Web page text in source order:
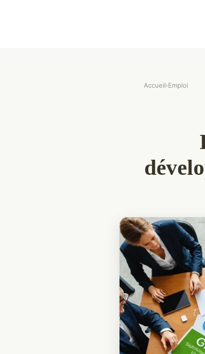
Accueil›Emploi